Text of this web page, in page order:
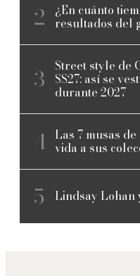
¿En cuánto
resultados del
Street style de
SS27: así se
durante 2027
Las 7 musas
vida a sus
Lindsay Lohan